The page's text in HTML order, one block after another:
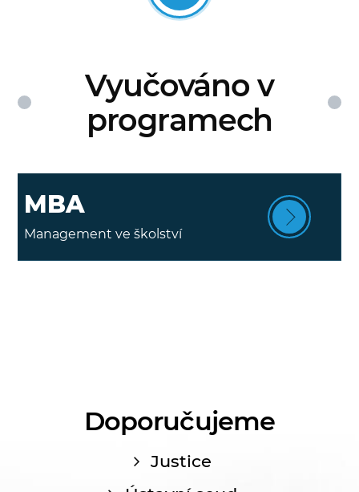
Vyučováno v
programech
MBA
Management ve školství
Doporučujeme
Justice